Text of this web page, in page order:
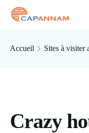
Accueil Sites à visiter
Crazy